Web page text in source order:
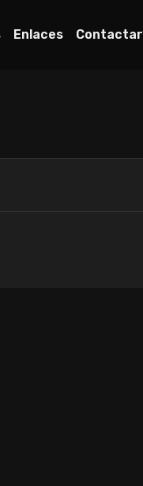
Enlaces Contactar